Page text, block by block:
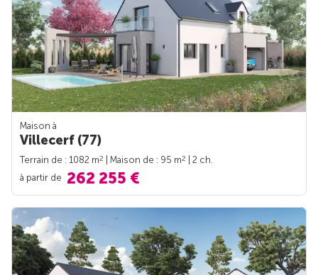
Maison à
Villecerf (77)
Terrain de : 1082 m2 | Maison de : 95 m2
| 2 ch.
à partir de 262 255 €